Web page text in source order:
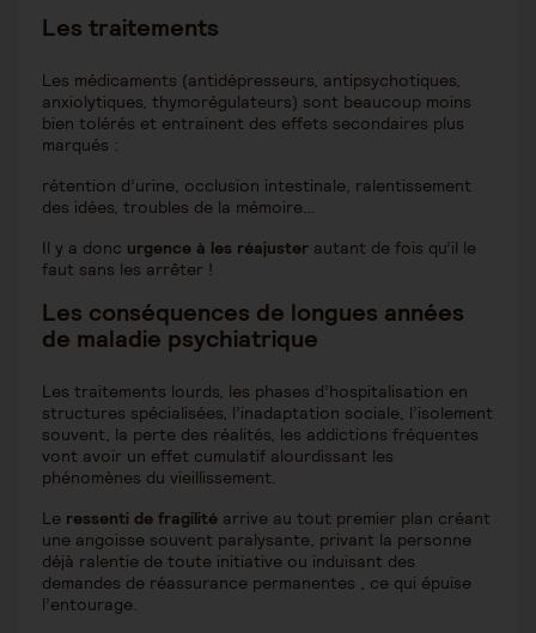
Les traitements
Les médicaments (antidépresseurs, antipsychotiques,
anxiolytiques, thymorégulateurs) sont beaucoup moins
bien tolérés et entrainent des effets secondaires plus
marqués :
rétention d’urine, occlusion intestinale, ralentissement
des idées, troubles de la mémoire…
Il y a donc urgence à les réajuster autant de fois qu’il le
faut sans les arrêter !
Les conséquences de longues années
de maladie psychiatrique
Les traitements lourds, les phases d’hospitalisation en
structures spécialisées, l’inadaptation sociale, l’isolement
souvent, la perte des réalités, les addictions fréquentes
vont avoir un effet cumulatif alourdissant les
phénomènes du vieillissement.
Le ressenti de fragilité arrive au tout premier plan créant
une angoisse souvent paralysante, privant la personne
déjà ralentie de toute initiative ou induisant des
demandes de réassurance permanentes , ce qui épuise
l’entourage.